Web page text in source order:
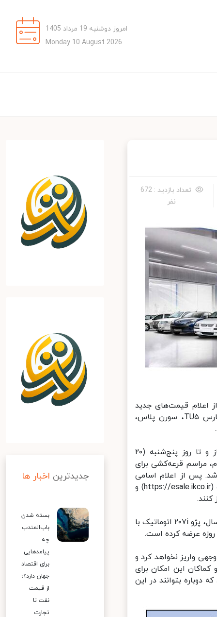
امروز دوشنبه 19 مرداد 1405
Monday 10 August 2026
تعداد بازدید : 672
نفر
اعلام قیمت‌های جدید
محصولات خودروسازان (مصوب شورای رقابت) با عرضه چهار محصول پارس TU۵، سورن پلاس،
اکنون هفدهمین مرحله این طرح‌ها از امروز (سه‌شنبه ۱۸ خردادماه) آغاز و تا روز پنج‌شنبه (۲۰
مراسم قرعه‌کشی برای
پس از اعلام اسامی
منتخبان از طریق درج اسامی در سایت رسمی فروش محصولات این شرکت (https://esale.ikco.ir) و
ایران‌خودرو در این مرحله از فروش محصولات خود، سه محصول پژو پارس سال، پژو ۲۰۷i اتوماتیک با
واریز نخواهد کرد و
این امکان برای
بتوانند در این
جدیدترین اخبار ها
بسته شدن
باب‌المندب
چه
پیامدهایی
برای اقتصاد
جهان دارد؟؛
از قیمت
نفت تا
تجارت